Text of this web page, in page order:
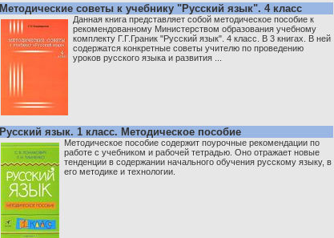
Методические советы к учебнику "Русский язык". 4 класс
Данная книга представляет собой методическое пособие к
рекомендованному Министерством образования учебному
комплекту Г.Г.Граник "Русский язык". 4 класс. В 3 книгах. В ней
содержатся конкретные советы учителю по проведению
уроков русского языка и развития ...
Русский язык. 1 класс. Методическое пособие
Методическое пособие содержит поурочные рекомендации по
работе с учебником и рабочей тетрадью. Оно отражает новые
тенденции в содержании начального обучения русскому языку, в
его методике и технологии.